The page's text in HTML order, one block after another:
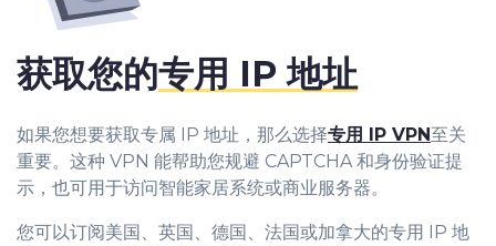
如果您想要获取专属 IP 地址，那么选择专用 IP VPN至关
重要。这种 VPN 能帮助您规避 CAPTCHA 和身份验证提
示，也可用于访问智能家居系统或商业服务器。
您可以订阅美国、英国、德国、法国或加拿大的专用 IP 地
获取您的专用 IP 地址